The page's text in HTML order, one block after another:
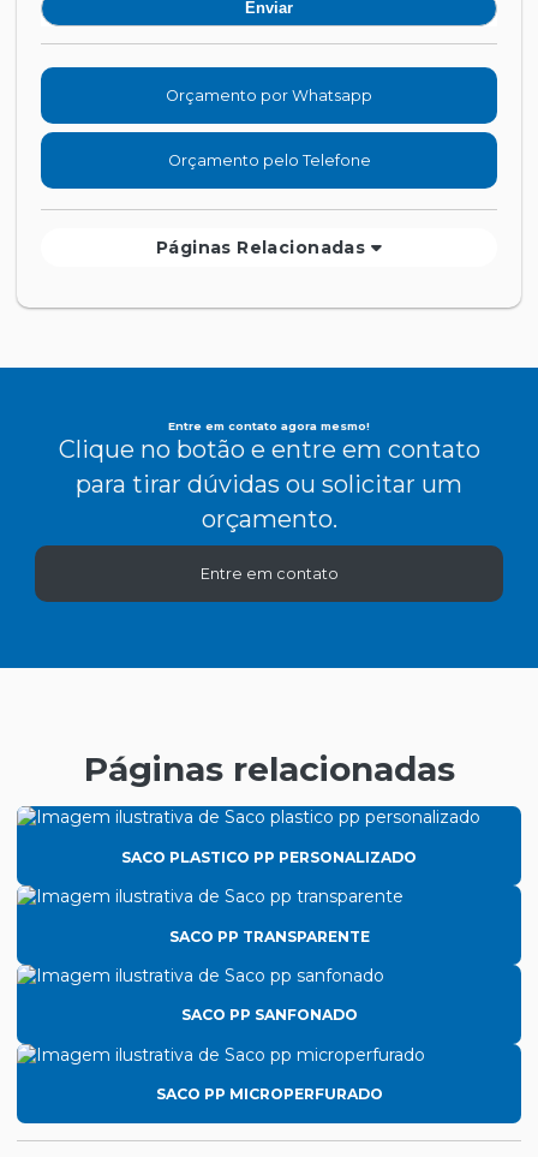
Orçamento por Whatsapp
Orçamento pelo Telefone
Páginas Relacionadas
Entre em contato agora mesmo!
Clique no botão e entre em contato
para tirar dúvidas ou solicitar um
orçamento.
Entre em contato
Páginas relacionadas
SACO PLASTICO PP PERSONALIZADO
SACO PP TRANSPARENTE
SACO PP SANFONADO
SACO PP MICROPERFURADO